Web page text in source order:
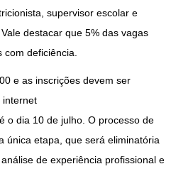
supervisor escolar e
destacar que 5% das vagas
com deficiência.
e as inscrições devem ser
internet
o dia 10 de julho. O processo de
única etapa, que será eliminatória
de experiência profissional e